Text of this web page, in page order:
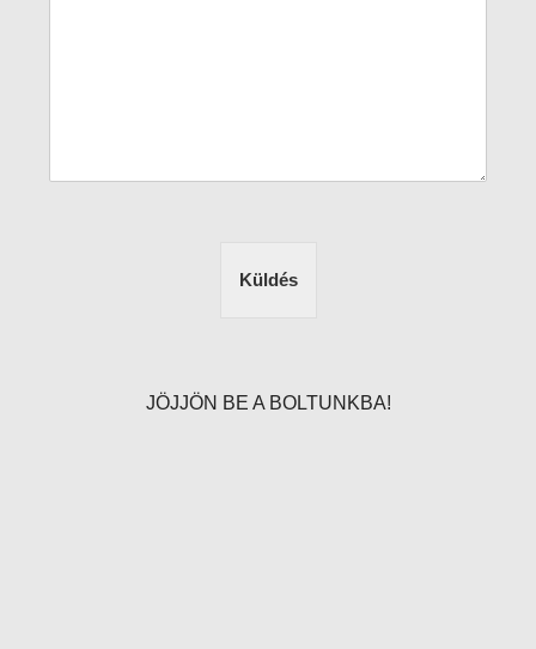
Küldés
JÖJJÖN BE A BOLTUNKBA!